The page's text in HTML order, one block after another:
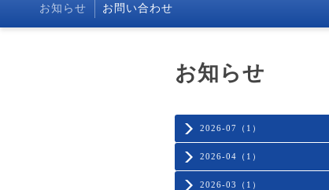
お知らせ
お問い合わせ
2026-07（1）
2026-04（1）
2026-03（1）
お知らせ